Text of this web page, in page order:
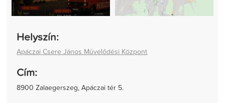
Helyszín:
Apáczai Csere János Művelődési Központ
Cím:
8900 Zalaegerszeg, Apáczai tér 5.